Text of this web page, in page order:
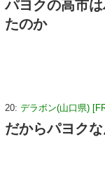
パヨクの高市
たのか
20: デラボン(山口県)
だからパヨク